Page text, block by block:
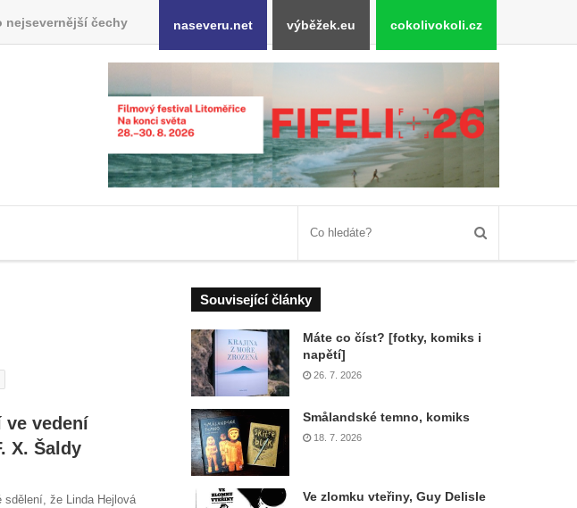
nejsevernější čechy naseveru.net výběžek.eu cokolivokoli.cz
ve vedení
X. Šaldy
sdělení, že Linda Hejlová
Související články
Máte co číst? [fotky, komiks i
napětí]
26. 7. 2026
Smålandské temno, komiks
18. 7. 2026
Ve zlomku vteřiny, Guy Delisle